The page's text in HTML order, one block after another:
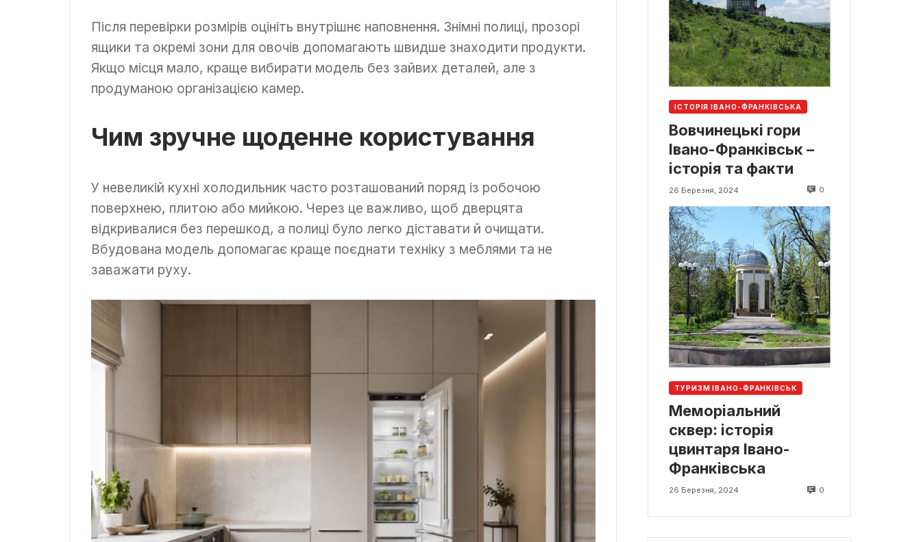
Після перевірки розмірів оцініть внутрішнє наповнення. Знімні полиці, прозорі
ящики та окремі зони для овочів допомагають швидше знаходити продукти.
Якщо місця мало, краще вибирати модель без зайвих деталей, але з
продуманою організацією камер.
Чим зручне щоденне користування
У невеликій кухні холодильник часто розташований поряд із робочою
поверхнею, плитою або мийкою. Через це важливо, щоб дверцята
відкривалися без перешкод, а полиці було легко діставати й очищати.
Вбудована модель допомагає краще поєднати техніку з меблями та не
заважати руху.
ІСТОРІЯ ІВАНО-ФРАНКІВСЬКА
Вовчинецькі гори
Івано-Франківськ –
історія та факти
26 Березня, 2024 0
ТУРИЗМ ІВАНО-ФРАНКІВСЬК
Меморіальний
сквер: історія
цвинтаря Івано-
Франківська
26 Березня, 2024 0